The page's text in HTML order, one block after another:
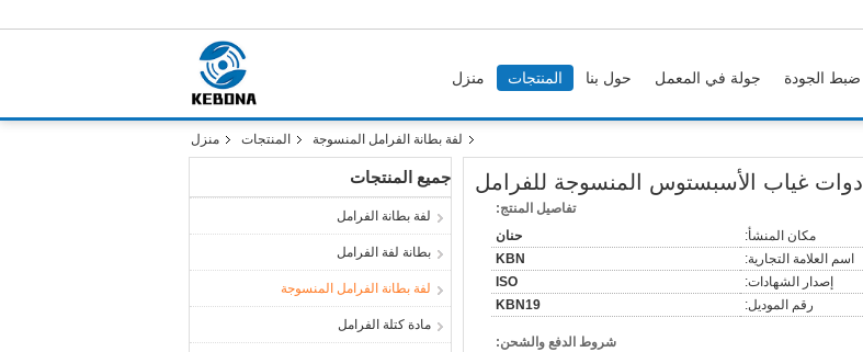
منزل المنتجات حول بنا جولة في المعمل ضبط الجودة
منزل المنتجات لفة بطانة الفرامل المنسوجة
جميع المنتجات
لفة بطانة الفرامل
بطانة لفة الفرامل
لفة بطانة الفرامل المنسوجة
مادة كتلة الفرامل
أدوات غياب الأسبستوس المنسوجة للفرامل
تفاصيل المنتج:
مكان المنشأ:
حنان
اسم العلامة التجارية:
KBN
إصدار الشهادات:
ISO
رقم الموديل:
KBN19
شروط الدفع والشحن: